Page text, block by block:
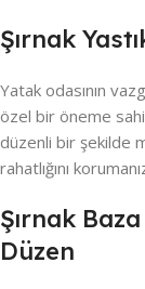
Şırnak
Yatak odasının
özel bir öneme
düzenli bir şekilde
rahatlığını
Şırnak
Düzen